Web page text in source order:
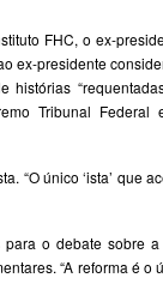
FHC, o ex-
ex-presidente
Tribunal
“O único ‘ista’ que
o debate sobre
“A reforma é o